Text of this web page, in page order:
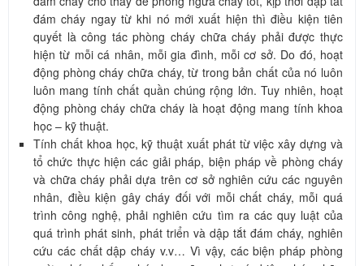
đám cháy ngay từ khi nó mới xuất hiện thì điều kiện tiên
quyết là công tác phòng cháy chữa cháy phải được thực
hiện từ mỗi cá nhân, mỗi gia đình, mỗi cơ sở. Do đó, hoạt
động phòng cháy chữa cháy, từ trong bản chất của nó luôn
luôn mang tính chất quần chúng rộng lớn. Tuy nhiên, hoạt
động phòng cháy chữa cháy là hoạt động mang tính khoa
học – kỹ thuật.
Tính chất khoa học, kỹ thuật xuất phát từ việc xây dựng và
tổ chức thực hiện các giải pháp, biện pháp về phòng cháy
và chữa cháy phải dựa trên cơ sở nghiên cứu các nguyên
nhân, điều kiện gây cháy đối với mỗi chất cháy, mỗi quá
trình công nghệ, phải nghiên cứu tìm ra các quy luật của
quá trình phát sinh, phát triển và dập tắt đám cháy, nghiên
cứu các chất dập cháy v.v… Vì vậy, các biện pháp phòng